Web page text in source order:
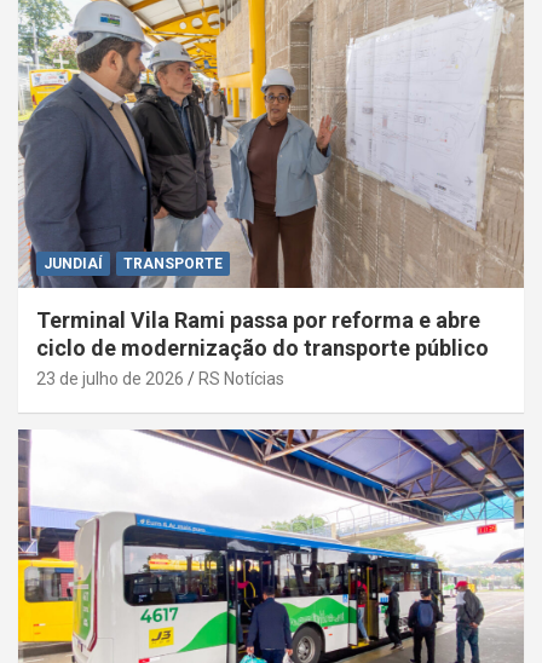
JUNDIAÍ TRANSPORTE
Terminal Vila Rami passa por reforma e abre
ciclo de modernização do transporte público
23 de julho de 2026 RS Notícias